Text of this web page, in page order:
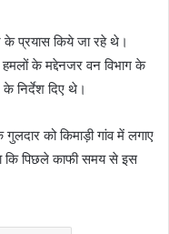
के प्रयास किये जा रहे थे।
के मद्देनजर वन विभाग के
निर्देश दिए थे।
को किमाड़ी गांव में लगाए
कि पिछले काफी समय से इस